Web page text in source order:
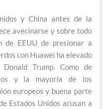
y China antes de la
avecinarse y sobre todo
de EEUU de presionar a
con Huawei ha elevado
Trump. Como de
y la mayoría de los
europeos y buena parte
Estados Unidos acusan a